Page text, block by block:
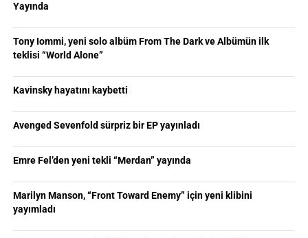
Yayında
Tony Iommi, yeni solo albüm From The Dark ve Albümün ilk
teklisi “World Alone”
Kavinsky hayatını kaybetti
Avenged Sevenfold sürpriz bir EP yayınladı
Emre Fel’den yeni tekli “Merdan” yayında
Marilyn Manson, “Front Toward Enemy” için yeni klibini
yayımladı